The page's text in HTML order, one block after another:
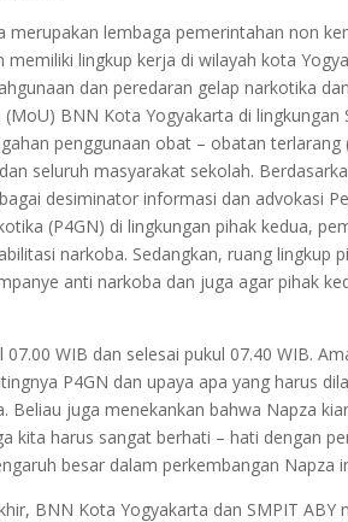
merupakan lembaga pemerintahan non
memiliki lingkup kerja di wilayah kota
dan peredaran gelap narkotika
BNN Kota Yogyakarta di lingkungan
penggunaan obat – obatan
seluruh masyarakat sekolah.
desiminator informasi dan advokasi
(P4GN) di lingkungan pihak kedua,
narkoba. Sedangkan, ruang lingkup
anti narkoba dan juga agar pihak
07.00 WIB dan selesai pukul 07.40 WIB.
P4GN dan upaya apa yang harus
Beliau juga menekankan bahwa Napza
kita harus sangat berhati – hati dengan
besar dalam perkembangan Napza
BNN Kota Yogyakarta dan SMPIT